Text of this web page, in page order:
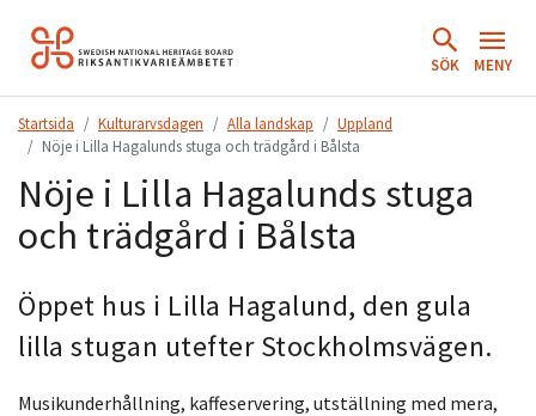
Hoppa
till
SÖK MENY
Startsida Kulturarvsdagen Alla landskap
Uppland
Nöje i Lilla Hagalunds stuga och trädgård i Bålsta
Nöje i Lilla Hagalunds stuga
och trädgård i Bålsta
Öppet hus i Lilla Hagalund, den gula
lilla stugan utefter Stockholmsvägen.
Musikunderhållning, kaffeservering, utställning med mera,